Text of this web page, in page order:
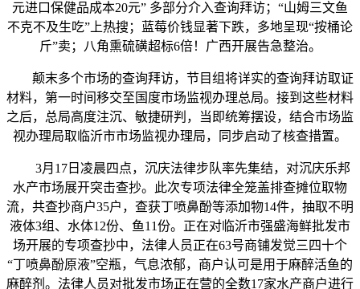
元进口保健品成本20元” 多部分介入查询拜访；“山姆三文鱼
不克不及生吃”上热搜；蓝莓价钱显著下跌，多地呈现“按桶论
斤”卖；八角熏硫磺超标6倍！广西开展告急整治。
颠末多个市场的查询拜访，节目组将详实的查询拜访取证
材料，第一时间移交至国度市场监视办理总局。接到这些材料
之后，总局高度注沉、敏捷研判，当即统筹摆设，结合市场监
视办理局取临沂市市场监视办理局，同步启动了核查措置。
3月17日凌晨四点，沉庆法律步队率先集结，对沉庆乐邦
水产市场展开突击查抄。此次专项法律全笼盖排查摊位取物
流，共查抄商户35户，查获丁喷鼻酚等添加物14件，抽取不明
液体3组、水体12份、鱼11份。正在对临沂市强盛海鲜批发市
场开展的专项查抄中，法律人员正在63号商铺发觉三四十个
“丁喷鼻酚原液”空瓶，气息浓郁，商户认可是用于麻醉活鱼的
麻醉剂。法律人员对批发市场正在营的全数17家水产商户进行